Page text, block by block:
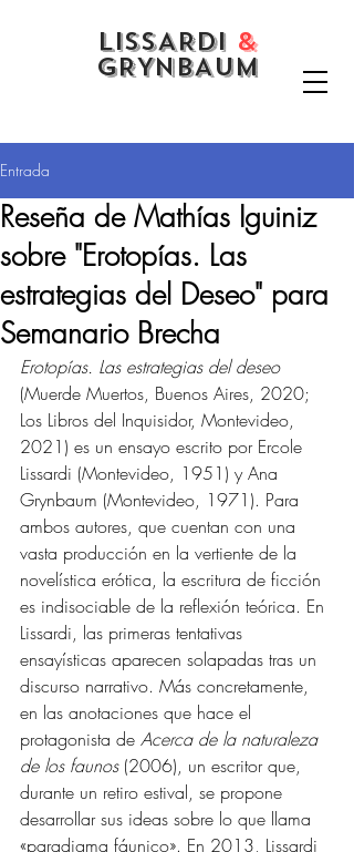
LISSARDI &
GRYNBAUM
Entrada
Reseña de Mathías Iguiniz
sobre "Erotopías. Las
estrategias del Deseo" para
Semanario Brecha
Erotopías. Las estrategias del deseo
(Muerde Muertos, Buenos Aires, 2020;
Los Libros del Inquisidor, Montevideo,
2021) es un ensayo escrito por Ercole
Lissardi (Montevideo, 1951) y Ana
Grynbaum (Montevideo, 1971). Para
ambos autores, que cuentan con una
vasta producción en la vertiente de la
novelística erótica, la escritura de ficción
es indisociable de la reflexión teórica. En
Lissardi, las primeras tentativas
ensayísticas aparecen solapadas tras un
discurso narrativo. Más concretamente,
en las anotaciones que hace el
protagonista de Acerca de la naturaleza
de los faunos (2006), un escritor que,
durante un retiro estival, se propone
desarrollar sus ideas sobre lo que llama
«paradigma fáunico». En 2013, Lissardi